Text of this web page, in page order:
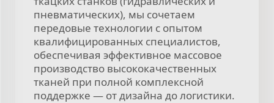
пневматических), мы сочетаем
передовые технологии с опытом
квалифицированных специалистов,
обеспечивая эффективное массовое
производство высококачественных
тканей при полной комплексной
поддержке — от дизайна до логистики.